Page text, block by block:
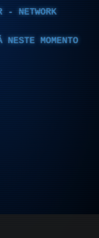
- NETWORK
NESTE MOMENTO